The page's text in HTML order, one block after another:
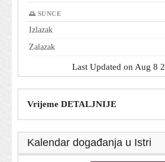
🌅 SUNCE
Izlazak
Zalazak
Last Updated on Aug 8
Vrijeme DETALJNIJE
Kalendar događanja u Istri